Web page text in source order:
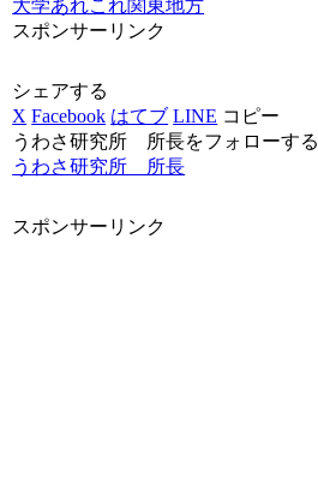
大学あれこれ関東地方
スポンサーリンク
シェアする
X Facebook はてブ LINE コピー
うわさ研究所 所長をフォローする
うわさ研究所 所長
スポンサーリンク